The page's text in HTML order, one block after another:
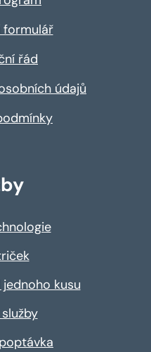
formulář
řád
údajů
kusu